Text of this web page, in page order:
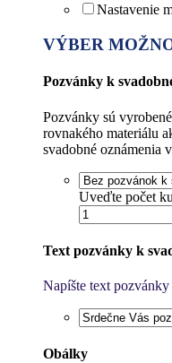
Nastavenie
VÝBER
Pozvánky k
Pozvánky sú
rovnakého materiálu
svadobné oznámenia
Uveďte počet
Text pozvánky k
Napíšte text
Obálky